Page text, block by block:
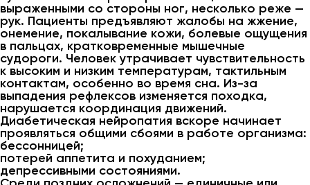
выраженными со стороны ног, несколько реже —
рук. Пациенты предъявляют жалобы на жжение,
онемение, покалывание кожи, болевые ощущения
в пальцах, кратковременные мышечные
судороги. Человек утрачивает чувствительность
к высоким и низким температурам, тактильным
контактам, особенно во время сна. Из-за
выпадения рефлексов изменяется походка,
нарушается координация движений.
Диабетическая нейропатия вскоре начинает
проявляться общими сбоями в работе организма:
бессонницей;
потерей аппетита и похуданием;
депрессивными состояниями.